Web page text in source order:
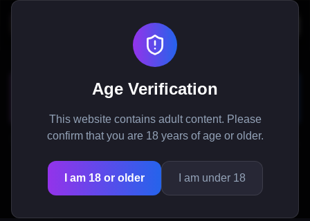
Age Verification
This website contains adult content. Please
confirm that you are 18 years of age or older.
I am 18 or older I am under 18
Nicole's Risky Job -
Çevrimiçi Ücretsiz Oyna
Tarayıcınızda doğrudan oynayın! Nicole's Risky Job,
10 zorlu aşama ve tam seslendirmeli karakterler ile
benzersiz bir yetişkin simülasyon oyunu. İndirme
gerekmez.